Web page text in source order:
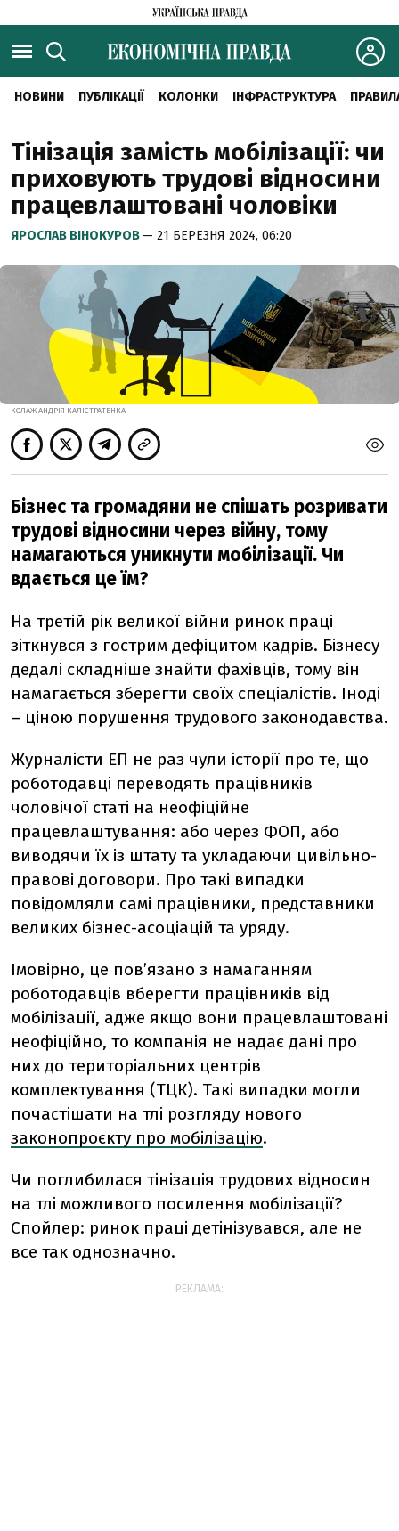
НОВИНИ ПУБЛІКАЦІЇ КОЛОНКИ ІНФРАСТРУКТУРА
Тінізація замість мобілізації: чи
приховують трудові відносини
працевлаштовані чоловіки
ЯРОСЛАВ ВІНОКУРОВ — 21 БЕРЕЗНЯ 2024, 06:20
КОЛАЖ АНДРІЯ КАЛІСТРАТЕНКА
Бізнес та громадяни не спішать розривати
трудові відносини через війну, тому
намагаються уникнути мобілізації. Чи
вдається це їм?
На третій рік великої війни ринок праці
зіткнувся з гострим дефіцитом кадрів. Бізнесу
дедалі складніше знайти фахівців, тому він
намагається зберегти своїх спеціалістів. Іноді
– ціною порушення трудового законодавства.
Журналісти ЕП не раз чули історії про те, що
роботодавці переводять працівників
чоловічої статі на неофіційне
працевлаштування: або через ФОП, або
виводячи їх із штату та укладаючи цивільно-
правові договори. Про такі випадки
повідомляли самі працівники, представники
великих бізнес-асоціацій та уряду.
Імовірно, це пов’язано з намаганням
роботодавців вберегти працівників від
мобілізації, адже якщо вони працевлаштовані
неофіційно, то компанія не надає дані про
них до територіальних центрів
комплектування (ТЦК). Такі випадки могли
почастішати на тлі розгляду нового
законопроєкту про мобілізацію.
Чи поглибилася тінізація трудових відносин
на тлі можливого посилення мобілізації?
Спойлер: ринок праці детінізувався, але не
все так однозначно.
РЕКЛАМА: